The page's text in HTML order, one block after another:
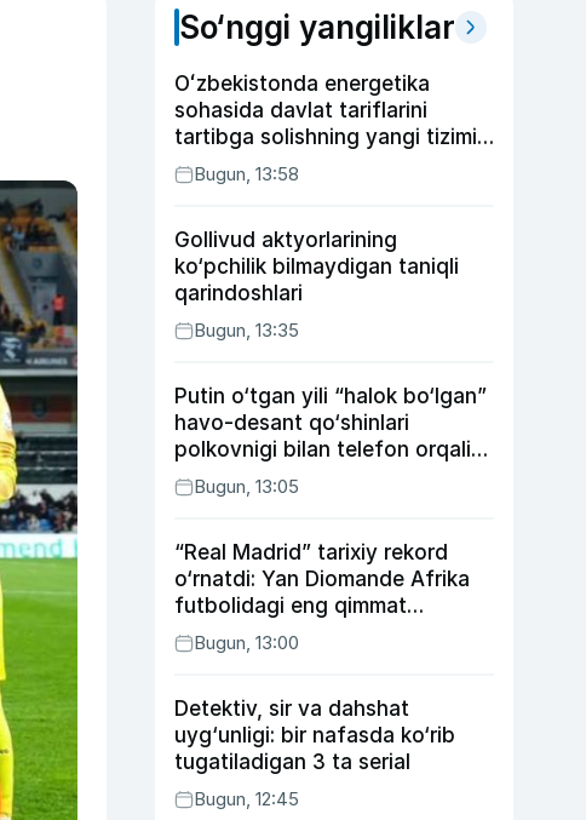
So‘nggi yangiliklar
Oʻzbekistonda energetika
sohasida davlat tariflarini
tartibga solishning yangi tizimi
joriy etildi
Bugun, 13:58
Gollivud aktyorlarining
ko‘pchilik bilmaydigan taniqli
qarindoshlari
Bugun, 13:35
Putin o‘tgan yili “halok bo‘lgan”
havo-desant qo‘shinlari
polkovnigi bilan telefon orqali
suhbatlashdi
Bugun, 13:05
“Real Madrid” tarixiy rekord
o‘rnatdi: Yan Diomande Afrika
futbolidagi eng qimmat
transferga aylandi
Bugun, 13:00
Detektiv, sir va dahshat
uyg‘unligi: bir nafasda ko‘rib
tugatiladigan 3 ta serial
Bugun, 12:45